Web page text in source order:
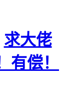
求大佬
有偿！